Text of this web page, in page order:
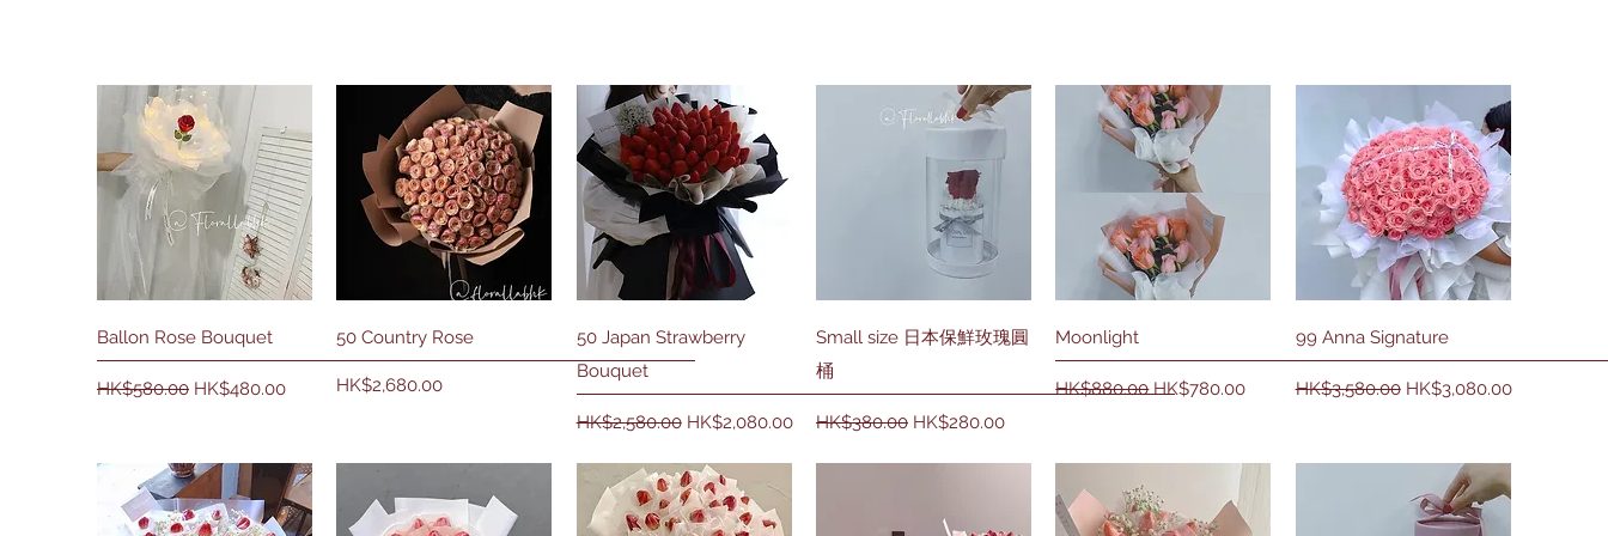
快速瀏覽
Ballon Rose Bouquet
一般價格
HK$580.00 促銷價格
HK$480.00
快速瀏覽
50 Country Rose
價格
HK$2,680.00
快速瀏覽
50 Japan Strawberry
Bouquet
一般價格
HK$2,580.00 促銷價格
HK$2,080.00
快速瀏覽
Small size 日本保鮮玫瑰圓
桶
一般價格
HK$380.00 促銷價格
HK$280.00
快速瀏覽
Moonlight
一般價格
HK$880.00 促銷價格
HK$780.00
快速瀏覽
99 Anna Signature
一般價格
HK$3,580.00 促銷價格
HK$3,080.00